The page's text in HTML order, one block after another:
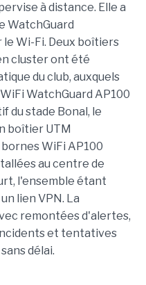
à distance. Elle a
WatchGuard
Wi-Fi. Deux boîtiers
cluster ont été
du club, auxquels
WatchGuard AP100
du stade Bonal, le
boîtier UTM
WiFi AP100
au centre de
l'ensemble étant
lien VPN. La
remontées d'alertes,
et tentatives
délai.